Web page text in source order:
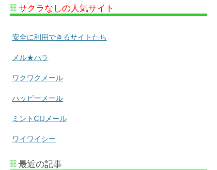
サクラなしの人気サイト
安全に利用できるサイトたち
メル★パラ
ワクワクメール
ハッピーメール
ミントC!Jメール
ワイワイシー
最近の記事